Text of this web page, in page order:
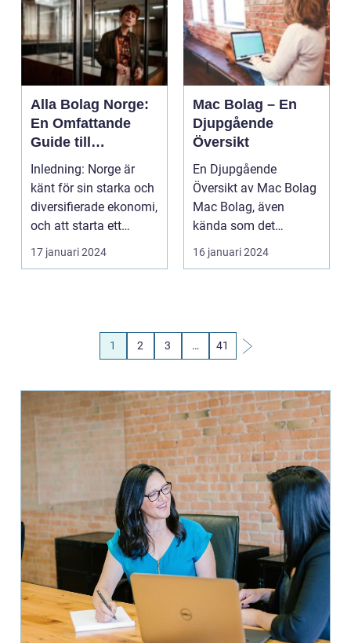
Alla Bolag Norge:
En Omfattande
Guide till
Företagande i
Norge
Inledning: Norge är
känt för sin starka och
diversifierade ekonomi,
och att starta ett
företag där k...
17 januari 2024
Mac Bolag – En
Djupgående
Översikt
En Djupgående
Översikt av Mac Bolag
Mac Bolag, även
kända som det
svenska ordet för
makthavare, är ...
16 januari 2024
1 2 3 … 41